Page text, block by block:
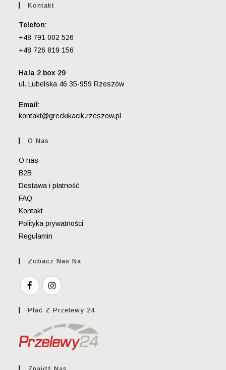
Kontakt
Telefon:
+48 791 002 526
+48 726 819 156
Hala 2 box 29
ul. Lubelska 46 35-959 Rzeszów
Email:
kontakt@greckikacik.rzeszow.pl
O Nas
O nas
B2B
Dostawa i płatność
FAQ
Kontakt
Polityka prywatności
Regulamin
Zobacz Nas Na
Płać Z Przelewy 24